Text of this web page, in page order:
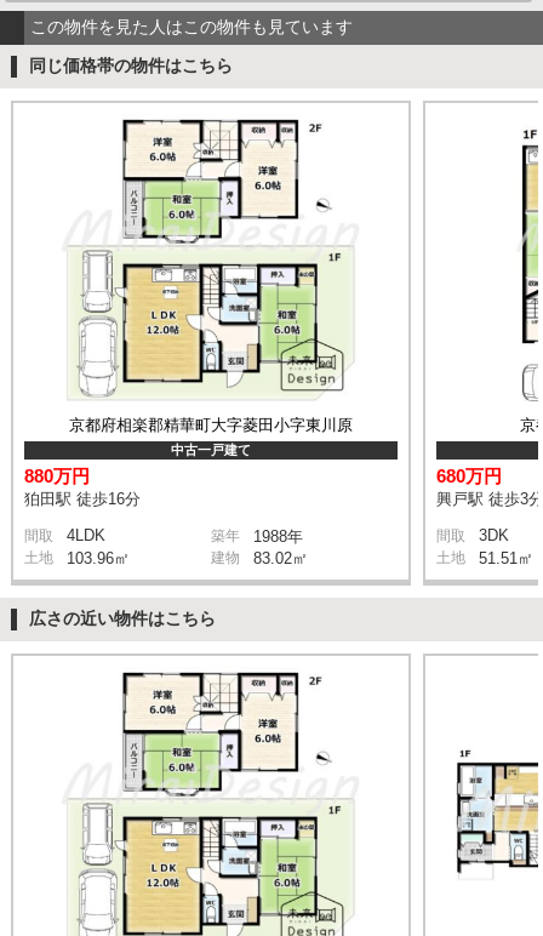
この物件を見た人はこの物件も見ています
同じ価格帯の物件はこちら
京都府相楽郡精華町大字菱田小字東川原
中古一戸建て
880万円
狛田駅 徒歩16分
間取 4LDK 築年 1988年
土地 103.96㎡ 建物 83.02㎡
京
680万円
興戸駅 徒歩3分
間取 3DK
土地 51.51㎡
広さの近い物件はこちら